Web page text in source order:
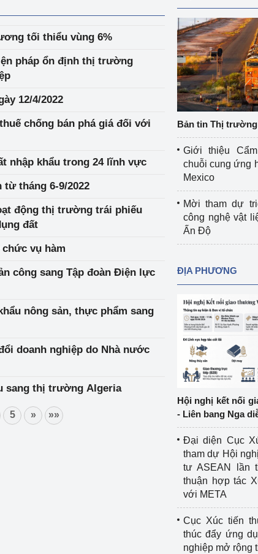
Tổ chức được cấp GCN đăng ký, hoạt
động kiểm định thiết bị, dụng cụ điện
làm việc ở môi trường không có nguy
hiểm khí, bụi nổ
Cơ sở sản xuất, sửa chữa chai chứa
LPG
Tổ chức huấn luyện, bồi dưỡng
lượng tiết kiệm và
Hiệu quả năng lượng
nghệ và đổi mới sáng
Video bảo vệ môi trường
Văn bản về môi trường
Đọc báo giúp bạn
- Người dân
mại Khu vực miền Bắc
Khu vực miền Trung
ngoàiHiệp định EVFTA
Đảng vào cuộc sống
nghiệp
Chính sách
Sản xuất công nghiệp
lượng
tối thiểu vùng 6%
pháp ổn định thị trường
12/4/2022
chống bán phá giá đối với
nhập khẩu trong 24 lĩnh vực
tháng 6-9/2022
động thị trường trái phiếu
đất
vụ hàm
công sang Tập đoàn Điện lực
nông sản, thực phẩm sang
doanh nghiệp do Nhà nước
sang thị trường Algeria
5 » »»
Bản tin Thị trường
Giới thiệu
chuỗi cung ứng
Mexico
Mời tham dự
công nghệ vật
Ấn Độ
ĐỊA PHƯƠNG
Hội nghị kết nối
- Liên bang Nga
Đại diện Cục
tham dự Hội
tư ASEAN lần
thuận hợp tác
với META
Cục Xúc tiến
thúc đẩy ứng
nghiệp mở rộng